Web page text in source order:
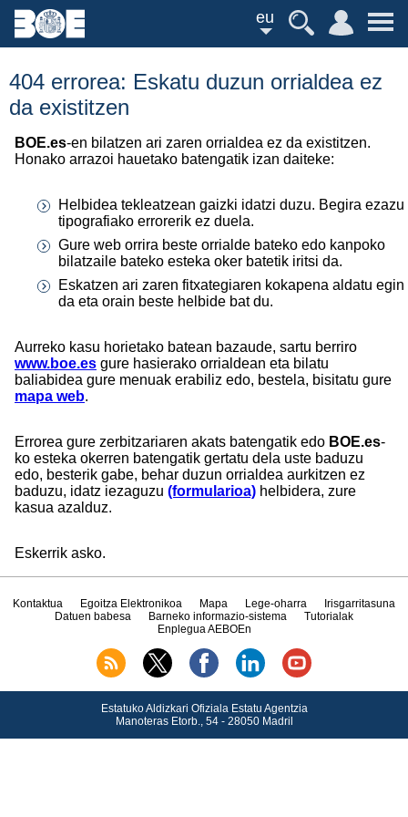
eu
404 errorea: Eskatu duzun orrialdea ez
da existitzen
BOE.es-en bilatzen ari zaren orrialdea ez da existitzen.
Honako arrazoi hauetako batengatik izan daiteke:
Helbidea tekleatzean gaizki idatzi duzu. Begira ezazu
tipografiako errorerik ez duela.
Gure web orrira beste orrialde bateko edo kanpoko
bilatzaile bateko esteka oker batetik iritsi da.
Eskatzen ari zaren fitxategiaren kokapena aldatu egin
da eta orain beste helbide bat du.
Aurreko kasu horietako batean bazaude, sartu berriro
www.boe.es gure hasierako orrialdean eta bilatu
baliabidea gure menuak erabiliz edo, bestela, bisitatu gure
mapa web.
Errorea gure zerbitzariaren akats batengatik edo BOE.es-
ko esteka okerren batengatik gertatu dela uste baduzu
edo, besterik gabe, behar duzun orrialdea aurkitzen ez
baduzu, idatz iezaguzu (formularioa) helbidera, zure
kasua azalduz.
Eskerrik asko.
Kontaktua Egoitza Elektronikoa Mapa Lege-oharra
Irisgarritasuna
Datuen babesa
Barneko informazio-sistema
Tutorialak
Enplegua AEBOEn
Estatuko Aldizkari Ofiziala Estatu Agentzia
Manoteras Etorb., 54 - 28050 Madril